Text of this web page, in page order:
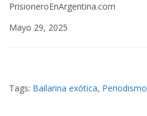
PrisioneroEnArgentina.com
Mayo 29, 2025
Tags: Bailarina exótica, Periodismo